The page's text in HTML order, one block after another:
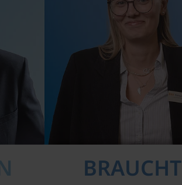
BRAUCHT